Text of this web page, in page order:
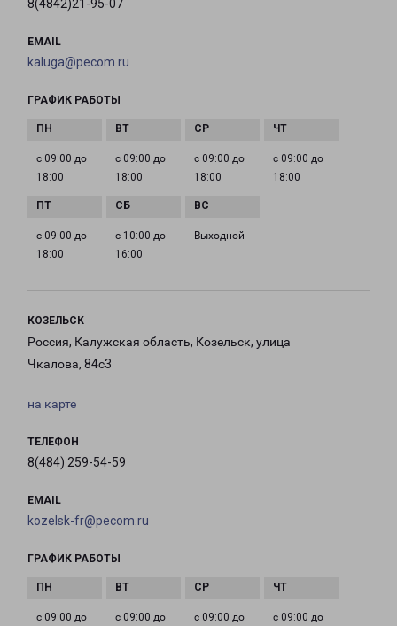
8(4842)21-95-07
EMAIL
kaluga@pecom.ru
ГРАФИК РАБОТЫ
с 09:00 до
18:00
с 09:00 до
18:00
с 09:00 до
18:00
с 09:00 до
18:00
с 09:00 до
18:00
с 10:00 до
16:00
Выходной
КОЗЕЛЬСК
Россия, Калужская область, Козельск, улица
Чкалова, 84с3
на карте
ТЕЛЕФОН
8(484) 259-54-59
EMAIL
kozelsk-fr@pecom.ru
ГРАФИК РАБОТЫ
с 09:00 до
с 09:00 до
с 09:00 до
с 09:00 до